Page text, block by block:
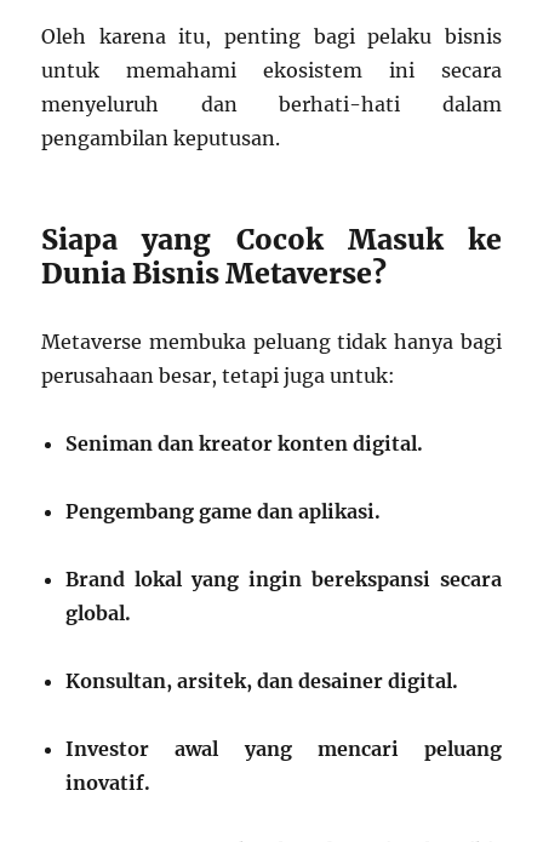
Oleh karena itu, penting bagi pelaku bisnis
untuk memahami ekosistem ini secara
menyeluruh dan berhati-hati dalam
pengambilan keputusan.
Siapa yang Cocok Masuk ke
Dunia Bisnis Metaverse?
Metaverse membuka peluang tidak hanya bagi
perusahaan besar, tetapi juga untuk:
Seniman dan kreator konten digital.
Pengembang game dan aplikasi.
Brand lokal yang ingin berekspansi secara
global.
Konsultan, arsitek, dan desainer digital.
Investor awal yang mencari peluang
inovatif.